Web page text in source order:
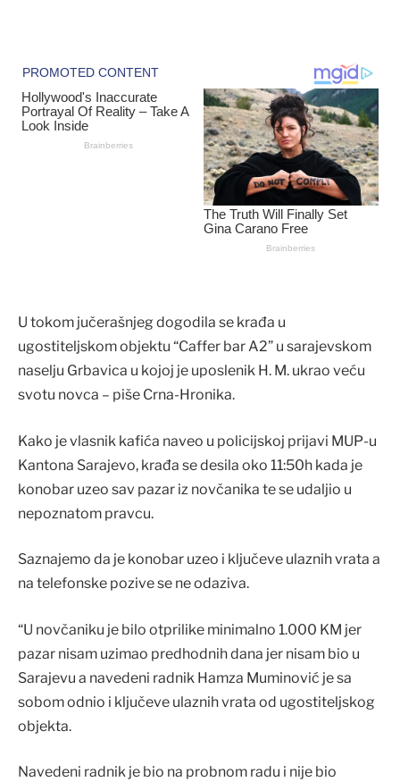
U tokom jučerašnjeg dogodila se krađa u
ugostiteljskom objektu “Caffer bar A2” u sarajevskom
naselju Grbavica u kojoj je uposlenik H. M. ukrao veću
svotu novca – piše Crna-Hronika.
Kako je vlasnik kafića naveo u policijskoj prijavi MUP-u
Kantona Sarajevo, krađa se desila oko 11:50h kada je
konobar uzeo sav pazar iz novčanika te se udaljio u
nepoznatom pravcu.
Saznajemo da je konobar uzeo i ključeve ulaznih vrata a
na telefonske pozive se ne odaziva.
“U novčaniku je bilo otprilike minimalno 1.000 KM jer
pazar nisam uzimao predhodnih dana jer nisam bio u
Sarajevu a navedeni radnik Hamza Muminović je sa
sobom odnio i ključeve ulaznih vrata od ugostiteljskog
objekta.
Navedeni radnik je bio na probnom radu i nije bio